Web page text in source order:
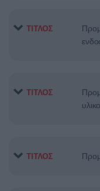
ΤΙΤΛΟΣ
ΤΙΤΛΟΣ
ΤΙΤΛΟΣ